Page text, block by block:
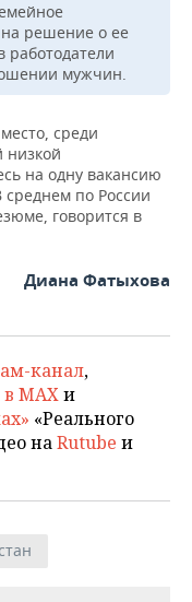
решение о ее
работодатели
мужчин.
среди
низкой
на одну вакансию
среднем по России
говорится в
Диана Фатыхова
канал,
MAXи
«Реального
наRutube и